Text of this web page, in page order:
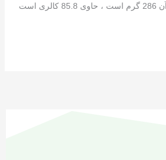
بخش از هندوانه که وزن آن 286 گرم است ، حاوی 85.8 کالری است